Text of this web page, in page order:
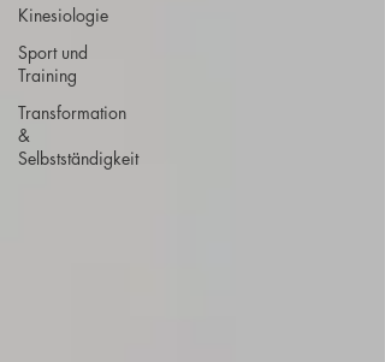
Kinesiologie
Sport und
Training
Transformation
&
Selbstständigkeit